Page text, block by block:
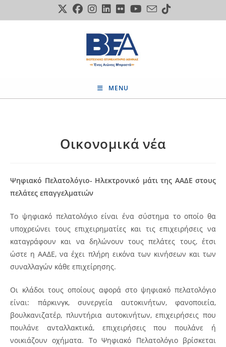
to
MENU
Οικονομικά νέα
Ψηφιακό Πελατολόγιο- Ηλεκτρονικό μάτι της ΑΑΔΕ στους
πελάτες επαγγελματιών
Το ψηφιακό πελατολόγιο είναι ένα σύστημα το οποίο θα
υποχρεώνει τους επιχειρηματίες και τις επιχειρήσεις να
καταγράφουν και να δηλώνουν τους πελάτες τους, έτσι
ώστε η ΑΑΔΕ, να έχει πλήρη εικόνα των κινήσεων και των
συναλλαγών κάθε επιχείρησης.
Οι κλάδοι τους οποίους αφορά στο ψηφιακό πελατολόγιο
είναι: πάρκινγκ, συνεργεία αυτοκινήτων, φανοποιεία,
βουλκανιζατέρ, πλυντήρια αυτοκινήτων, επιχειρήσεις που
πουλάνε ανταλλακτικά, επιχειρήσεις που πουλάνε ή
νοικιάζουν οχήματα. Το Ψηφιακό Πελατολόγιο βρίσκεται